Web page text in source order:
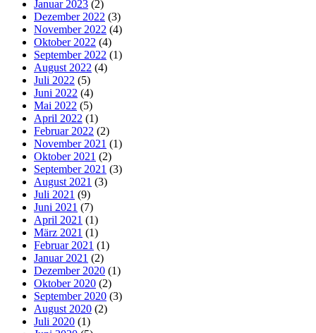
Januar 2023 (2)
Dezember 2022 (3)
November 2022 (4)
Oktober 2022 (4)
September 2022 (1)
August 2022 (4)
Juli 2022 (5)
Juni 2022 (4)
Mai 2022 (5)
April 2022 (1)
Februar 2022 (2)
November 2021 (1)
Oktober 2021 (2)
September 2021 (3)
August 2021 (3)
Juli 2021 (9)
Juni 2021 (7)
April 2021 (1)
März 2021 (1)
Februar 2021 (1)
Januar 2021 (2)
Dezember 2020 (1)
Oktober 2020 (2)
September 2020 (3)
August 2020 (2)
Juli 2020 (1)